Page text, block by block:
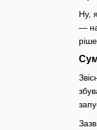
Ну,
—